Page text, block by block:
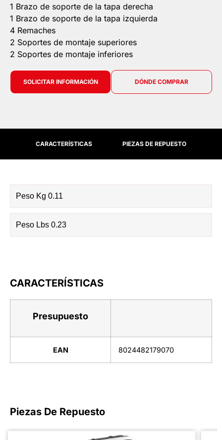
1 Brazo de soporte de la tapa derecha
1 Brazo de soporte de la tapa izquierda
4 Remaches
2 Soportes de montaje superiores
2 Soportes de montaje inferiores
SOLICITAR INFORMACIÓN DÓNDE COMPRAR
CARACTERÍSTICAS PIEZAS DE REPUESTO
Peso Kg 0.11
Peso Lbs 0.23
CARACTERÍSTICAS
Presupuesto
EAN 8024482179070
Piezas De Repuesto